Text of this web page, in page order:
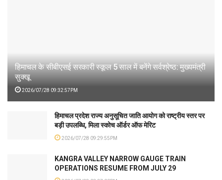
हिमाचल के सीबीएसई सरकारी स्कूल 5 साल में बनेंगे सर्वश्रेष्ठ: मुख्यमंत्री
सुक्खू
2026/07/28 09:32:57PM
हिमाचल प्रदेश राज्य अनुसूचित जाति आयोग को राष्ट्रीय स्तर पर
बड़ी उपलब्धि, मिला स्कोच ऑर्डर ऑफ मेरिट
2026/07/28 09:29:55PM
KANGRA VALLEY NARROW GAUGE TRAIN
OPERATIONS RESUME FROM JULY 29